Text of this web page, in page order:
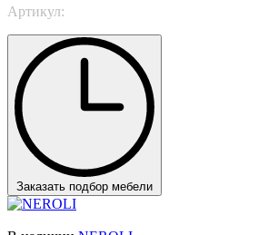
Артикул:
Заказать подбор мебели